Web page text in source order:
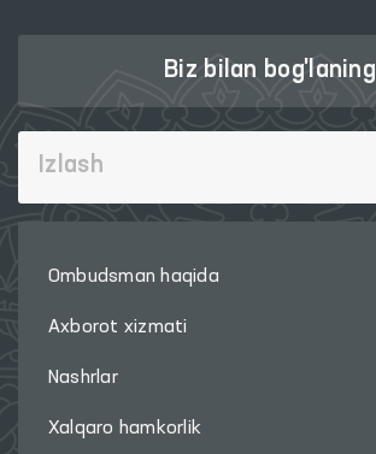
Biz bilan bog'laning
Ombudsman haqida
Axborot xizmati
Nashrlar
Xalqaro hamkorlik